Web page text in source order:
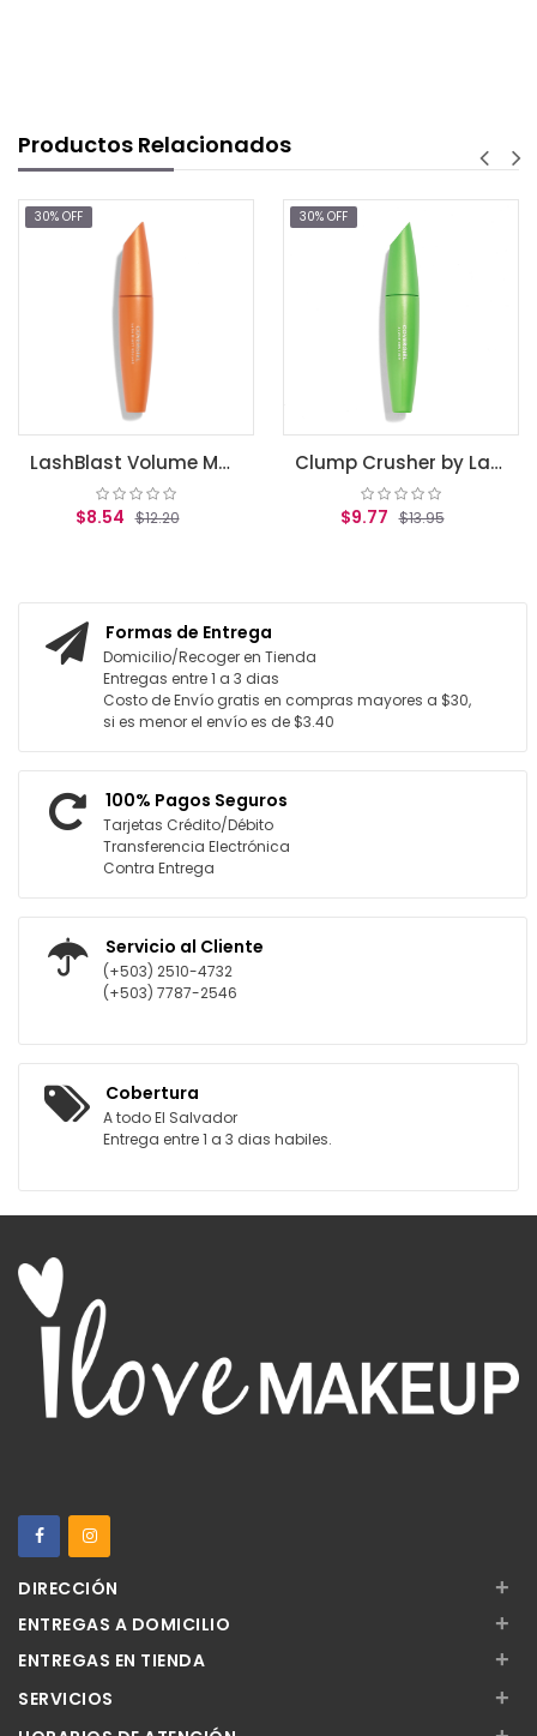
Productos Relacionados
30% OFF
LashBlast Volume Mascara Very Black .44 fl oz (13.1 ml)
$8.54 $12.20
30% OFF
Clump Crusher by LashBlast Mascara Very Black .44 fl oz (13.1 ml)
$9.77 $13.95
Formas de Entrega
Domicilio/Recoger en Tienda
Entregas entre 1 a 3 dias
Costo de Envío gratis en compras mayores a $30,
si es menor el envío es de $3.40
100% Pagos Seguros
Tarjetas Crédito/Débito
Transferencia Electrónica
Contra Entrega
Servicio al Cliente
(+503) 2510-4732
(+503) 7787-2546
Cobertura
A todo El Salvador
Entrega entre 1 a 3 dias habiles.
DIRECCIÓN +
ENTREGAS A DOMICILIO +
ENTREGAS EN TIENDA +
SERVICIOS +